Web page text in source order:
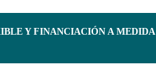
Y FINANCIACIÓN A MEDIDA